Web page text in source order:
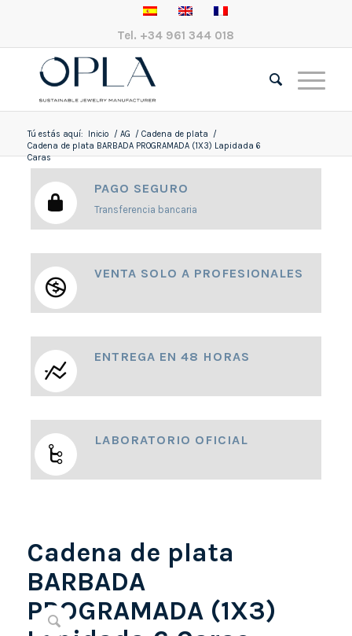
Tel. +34 961 344 018
Tú estás aquí: Inicio / AG / Cadena de plata
/
Cadena de plata BARBADA PROGRAMADA (1X3) Lapidada 6
Caras
PAGO SEGURO
Transferencia bancaria
VENTA SOLO A PROFESIONALES
ENTREGA EN 48 HORAS
LABORATORIO OFICIAL
Cadena de plata
BARBADA
PROGRAMADA (1X3)